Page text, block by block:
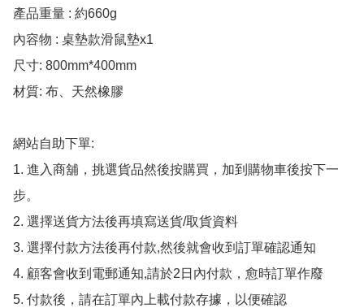
產品重量 : 約660g
內容物 : 桌墊款滑鼠墊x1
尺寸: 800mm*400mm
材質: 布、天然橡膠
網站自助下單:
1. 進入商舖，挑選貨品然後按購買，加到購物車後按下一
步。
2. 選擇送貨方法後再填寫送貨/取貨資料
3. 選擇付款方法後再付款,然後就會收到訂單確認通知
4. 顧客會收到電郵通知,請於2日內付款，愈時訂單作廢
5. 付款後，請在訂單內上載付款存據，以便確認